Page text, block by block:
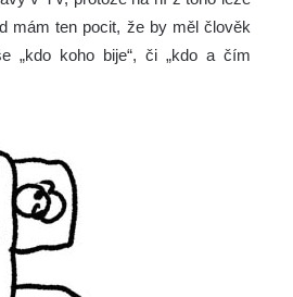
mám ten pocit, že by měl člověk
„kdo koho bije“, či „kdo a čím